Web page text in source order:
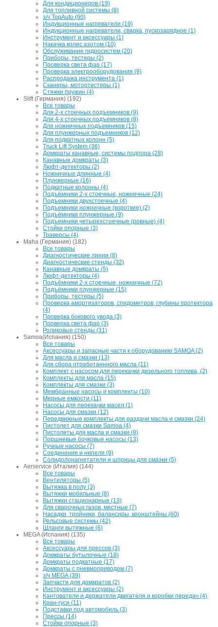
Для кондиционеров (19)
Для топливной системы (8)
з/ч TopAuto (90)
Индукционные нагреватели (19)
Индукционные нагреватели, сварка, пускозарядное (1)
Инструмент и аксессуары (1)
Накачка колес азотом (10)
Обслуживание гидросистем (20)
Приборы, тестеры (2)
Проверка света фар (17)
Проверка электрооборудования (9)
Распродажа инструмента (1)
Сканеры, мотортестеры (1)
Стяжки пружин (4)
Slift (Германия) (192)
Все товары
Для 2-х стоечных подъемников (9)
Для 4-х стоечных подъемников (8)
Для ножничных подъемников (15)
Для плунжерных подъемников (12)
Для подкатных колонн (5)
Truck Lift System (36)
Домкраты канавные, системы подпора (28)
Канавные домкраты (3)
Люфт-детекторы (2)
Ножничные длинные (4)
Плунжерные (16)
Подкатные колонны (4)
Подъёмники 2-х стоечные, ножничные (24)
Подъемники двухстоечные (4)
Подъемники ножничные (короткие) (2)
Подъёмники плунжерные (9)
Подъемники четырехстоечные (ровные) (4)
Стойки опорные (3)
Траверсы (4)
Maha (Германия) (182)
Все товары
Диагностические линии (8)
Диагностические стенды (32)
Канавные домкраты (5)
Люфт-детекторы (4)
Подъёмники 2-х стоечные, ножничные (72)
Подъёмники плунжерные (15)
Приборы, тестеры (5)
Проверка амортизаторов, спидометров, глубины протектора
(4)
Проверка бокового увода (3)
Проверка света фар (3)
Роликовые стенды (31)
Samoa(Испания) (150)
Все товары
Аксессуары и запасные части к оборудованию SAMOA (2)
Для масла и смазки (13)
Для сбора отработаннного масла (11)
Комплект с насосом для перекачки дизельного топлива, (2)
Комплекты для масла (15)
Комплекты для смазки (3)
Мембранные насосы и комплекты (10)
Мерные емкости (11)
Насосы для перекачки масел (1)
Насосы для смазки (12)
Передвижные комплекты для раздачи масла и смазки (24)
Пистолет для смазки Samoa (4)
Пистолеты для масла и смазки (8)
Поршневые бочковые насосы (13)
Ручные насосы (7)
Соединения и нипеля (9)
Солидолонагнетатели и шприцы для смазки (5)
Aerservice (Италия) (144)
Все товары
Вентиляторы (5)
Вытяжка в полу (3)
Вытяжки мобильные (8)
Вытяжки стационарные (13)
Для сварочных газов, местные (7)
Насадки, тройники, балансиры, кронштейны (60)
Рельсовые системы (42)
Шланги вытяжные (6)
MEGA (Испания) (135)
Все товары
Аксессуары для прессов (3)
Домкраты бутылочные (18)
Домкраты подкатные (17)
Домкраты с пневмоприводом (7)
з/ч MEGA (39)
Запчасти для домкратов (2)
Инструмент и аксессуары (2)
Кантователи и держатели двигателя и коробки передач (4)
Кран-гуси (11)
Подставки под автомобиль (3)
Прессы (14)
Стойки опорные (3)